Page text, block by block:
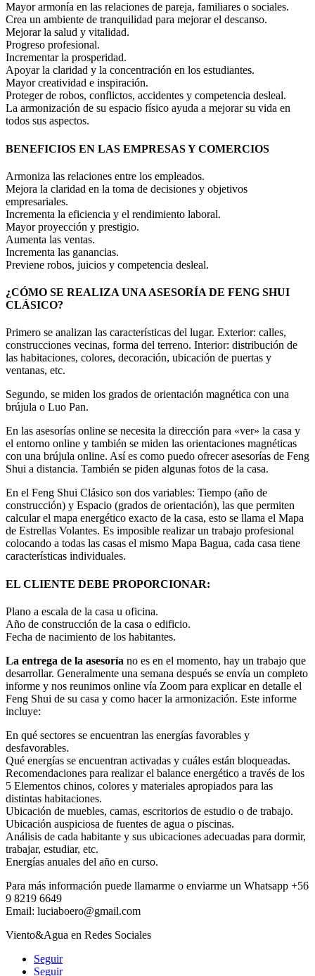
Mayor armonía en las relaciones de pareja, familiares o sociales.
Crea un ambiente de tranquilidad para mejorar el descanso.
Mejorar la salud y vitalidad.
Progreso profesional.
Incrementar la prosperidad.
Apoyar la claridad y la concentración en los estudiantes.
Mayor creatividad e inspiración.
Proteger de robos, conflictos, accidentes y competencia desleal.
La armonización de su espacio físico ayuda a mejorar su vida en
todos sus aspectos.
BENEFICIOS EN LAS EMPRESAS Y COMERCIOS
Armoniza las relaciones entre los empleados.
Mejora la claridad en la toma de decisiones y objetivos
empresariales.
Incrementa la eficiencia y el rendimiento laboral.
Mayor proyección y prestigio.
Aumenta las ventas.
Incrementa las ganancias.
Previene robos, juicios y competencia desleal.
¿CÓMO SE REALIZA UNA ASESORÍA DE FENG SHUI
CLÁSICO?
Primero se analizan las características del lugar. Exterior: calles,
construcciones vecinas, forma del terreno. Interior: distribución de
las habitaciones, colores, decoración, ubicación de puertas y
ventanas, etc.
Segundo, se miden los grados de orientación magnética con una
brújula o Luo Pan.
En las asesorías online se necesita la dirección para «ver» la casa y
el entorno online y también se miden las orientaciones magnéticas
con una brújula online. Así es como puedo ofrecer asesorías de Feng
Shui a distancia. También se piden algunas fotos de la casa.
En el Feng Shui Clásico son dos variables: Tiempo (año de
construcción) y Espacio (grados de orientación), las que permiten
calcular el mapa energético exacto de la casa, esto se llama el Mapa
de Estrellas Volantes. Es imposible realizar un trabajo profesional
colocando a todas las casas el mismo Mapa Bagua, cada casa tiene
características individuales.
EL CLIENTE DEBE PROPORCIONAR:
Plano a escala de la casa u oficina.
Año de construcción de la casa o edificio.
Fecha de nacimiento de los habitantes.
La entrega de la asesoría no es en el momento, hay un trabajo que
desarrollar. Generalmente una semana después se envía un completo
informe y nos reunimos online vía Zoom para explicar en detalle el
Feng Shui de su casa y como hacer la armonización. Este informe
incluye:
En qué sectores se encuentran las energías favorables y
desfavorables.
Qué energías se encuentran activadas y cuáles están bloqueadas.
Recomendaciones para realizar el balance energético a través de los
5 Elementos chinos, colores y materiales apropiados para las
distintas habitaciones.
Ubicación de muebles, camas, escritorios de estudio o de trabajo.
Ubicación auspiciosa de fuentes de agua o piscinas.
Análisis de cada habitante y sus ubicaciones adecuadas para dormir,
trabajar, estudiar, etc.
Energías anuales del año en curso.
Para más información puede llamarme o enviarme un Whatsapp +56
9 8219 6649
Email: luciaboero@gmail.com
Viento&Agua en Redes Sociales
Seguir
Seguir